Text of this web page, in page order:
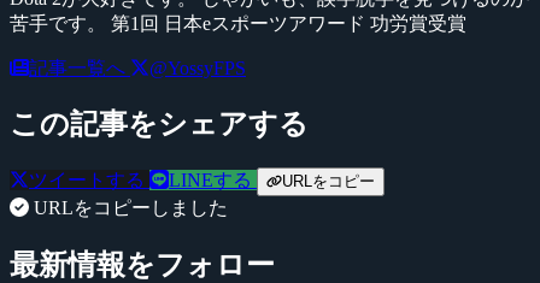
苦手です。 第1回 日本eスポーツアワード 功労賞受賞
記事一覧へ @YossyFPS
この記事をシェアする
ツイートする LINEする URLをコピー
URLをコピーしました
最新情報をフォロー